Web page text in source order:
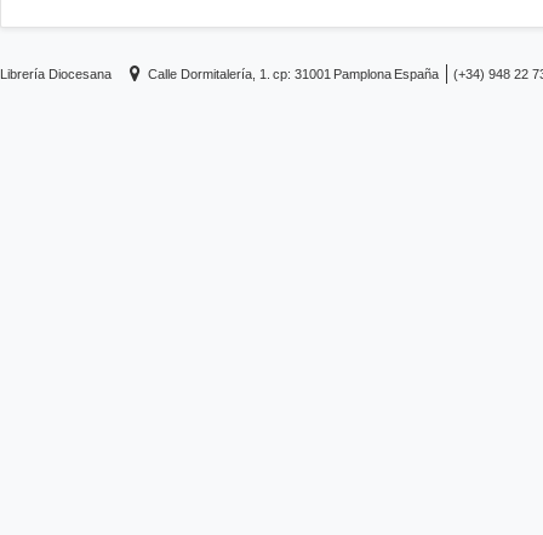
Librería Diocesana Calle Dormitalería, 1. cp: 31001 Pamplona España (+34) 948 22